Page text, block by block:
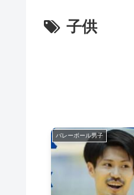
子供
バレーボール男子